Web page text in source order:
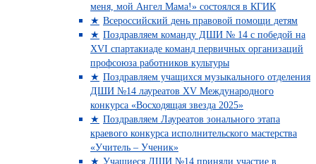
меня, мой Ангел Мама!» состоялся в КГИК
Всероссийский день правовой помощи детям
Поздравляем команду ДШИ № 14 с победой на
XVI спартакиаде команд первичных организаций
профсоюза работников культуры
Поздравляем учащихся музыкального отделения
ДШИ №14 лауреатов XV Международного
конкурса «Восходящая звезда 2025»
Поздравляем Лауреатов зонального этапа
краевого конкурса исполнительского мастерства
«Учитель – Ученик»
Учащиеся ДШИ №14 приняли участие в